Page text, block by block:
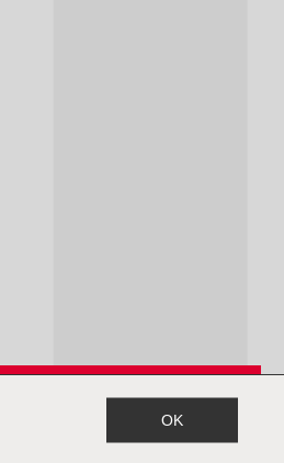
Inscription à la newsletter
OK